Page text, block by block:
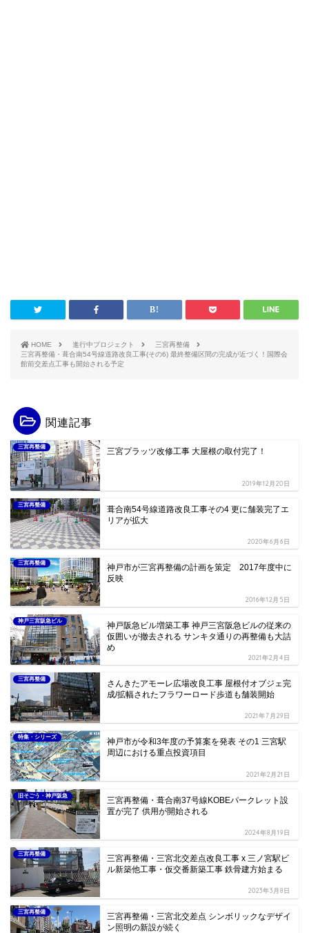
HOME 進行中プロジェクト
三宮再整備
三宮再整備・葺合南54号線道路改良工事(その6) 最終整備区間の完成が近づく！国際会
館前交差点工事も開始される予定
関連記事
三宮再整備 三宮プラッツ改修工事 大屋根の取付完了！
2019年12月20日
三宮再整備
葺合南54号線道路改良工事その4 更に舗装完了エ
リアが拡大
2020年6月6日
三宮再整備
神戸市が三宮再整備の計画を策定 2017年度中に
反映
2016年12月5日
神戸三宮阪急ビル
神戸阪急ビル増築工事 神戸三宮阪急ビルの従来の
仮囲いが撤去される サンキタ通りの再整備も大詰
め
2021年2月4日
三宮再整備
さんきたアモーレ広場改良工事 屋根付オブジェ完
成/拡幅されたフラワーロード歩道も舗装開始
2021年7月29日
特集・シリーズ
神戸市が令和3年度の予算案を発表 その1 三宮駅
周辺における重点投資項目
2021年2月21日
旧そごう・神戸阪急
三宮再整備・葺合南37号線KOBEパークレット設
置が完了 供用が開始される
2024年8月19日
三宮再整備
三宮再整備・三宮北交差点改良工事 x 三ノ宮駅ビ
ル新築他工事・仮交番新築工事 鉄骨建方始まる
2023年3月8日
三宮再整備
三宮再整備・三宮北交差点 シンボリックなデザイ
ン照明の新設が続く